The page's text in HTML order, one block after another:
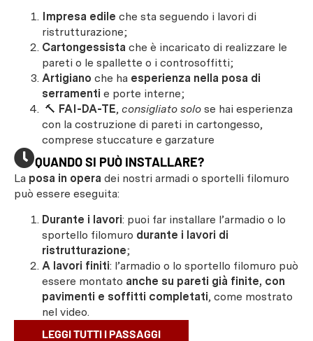
Impresa edile che sta seguendo i lavori di
ristrutturazione;
Cartongessista che è incaricato di realizzare le
pareti o le spallette o i controsoffitti;
Artigiano che ha esperienza nella posa di
serramenti e porte interne;
🔨 FAI-DA-TE, consigliato solo se hai esperienza
con la costruzione di pareti in cartongesso,
comprese stuccature e garzature
QUANDO SI PUÒ INSTALLARE?
La posa in opera dei nostri armadi o sportelli filomuro
può essere eseguita:
Durante i lavori: puoi far installare l’armadio o lo
sportello filomuro durante i lavori di
ristrutturazione;
A lavori finiti: l’armadio o lo sportello filomuro può
essere montato anche su pareti già finite, con
pavimenti e soffitti completati, come mostrato
nel video.
LEGGI TUTTI I PASSAGGI